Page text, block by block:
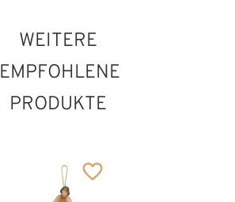
WEITERE
EMPFOHLENE
PRODUKTE